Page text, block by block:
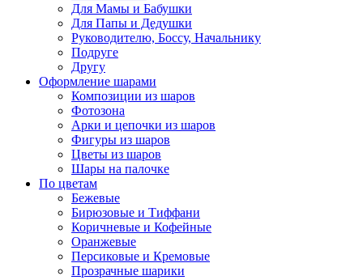
Для Мамы и Бабушки
Для Папы и Дедушки
Руководителю, Боссу, Начальнику
Подруге
Другу
Оформление шарами
Композиции из шаров
Фотозона
Арки и цепочки из шаров
Фигуры из шаров
Цветы из шаров
Шары на палочке
По цветам
Бежевые
Бирюзовые и Тиффани
Коричневые и Кофейные
Оранжевые
Персиковые и Кремовые
Прозрачные шарики